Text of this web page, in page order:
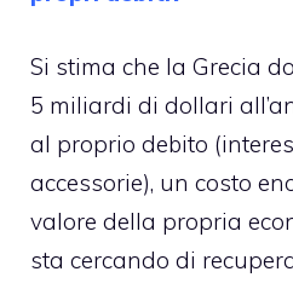
Si stima che la Grecia
5 miliardi di dollari
al proprio debito
accessorie), un costo
valore della propria
sta cercando di